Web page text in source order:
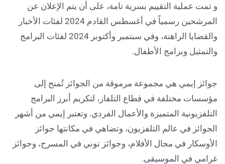
و تمت عملية التقييم بسرية تامة، على أن يتم الإعلان عن
المرشحين رسمياً في أغسطس القادم 2024 لفئات الأخبار
والقضايا الراهنة، وفي سبتمبر وأكتوبر 2024 لفئات البرامج
والتمثيل وبرامج الأطفال.
جوائز إيمي هي مجموعة مرموقة من الجوائز تُمنح إلى
مؤسسات مختلفة في قطاع التلفاز، لتكريم أبرز البرامج
التلفزيونية المتميزة والأعمال الفردي. وتعتبر إيمي من أشهر
الجوائز في عالم التلفزيون، وتضاهي في مكانتها جوائز
الأوسكار في مجال الأفلام، وجوائز توني في المسرح، وجوائز
غرامي في الموسيقى.